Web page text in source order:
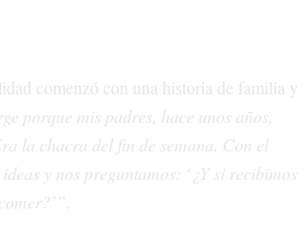
comenzó con una historia de familia y
porque mis padres, hace unos años,
la chacra del fin de semana. Con el
y nos preguntamos: ‘¿Y si recibimos